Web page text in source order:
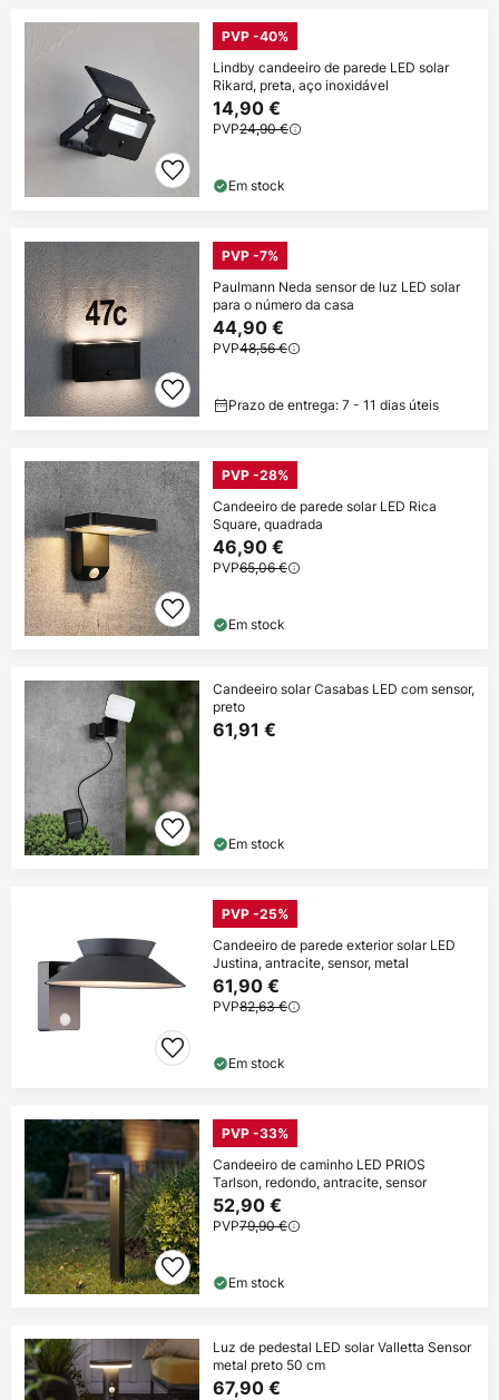
PVP -40%
Lindby candeeiro de parede LED solar
Rikard, preta, aço inoxidável
14,90 €
PVP24,90 €
Em stock
PVP -7%
Paulmann Neda sensor de luz LED solar
para o número da casa
44,90 €
PVP48,56 €
Prazo de entrega: 7 - 11 dias úteis
PVP -28%
Candeeiro de parede solar LED Rica
Square, quadrada
46,90 €
PVP65,06 €
Em stock
Candeeiro solar Casabas LED com sensor,
preto
61,91 €
Em stock
PVP -25%
Candeeiro de parede exterior solar LED
Justina, antracite, sensor, metal
61,90 €
PVP82,63 €
Em stock
PVP -33%
Candeeiro de caminho LED PRIOS
Tarlson, redondo, antracite, sensor
52,90 €
PVP79,90 €
Em stock
Luz de pedestal LED solar Valletta Sensor
metal preto 50 cm
67,90 €